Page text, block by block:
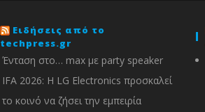
Ειδήσεις από το
techpress.gr
Ένταση στο… max με party speaker
IFA 2026: Η LG Electronics προσκαλεί
το κοινό να ζήσει την εμπειρία